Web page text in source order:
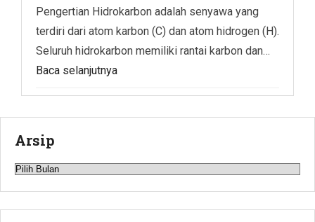
Pengertian Hidrokarbon adalah senyawa yang
terdiri dari atom karbon (C) dan atom hidrogen (H).
Seluruh hidrokarbon memiliki rantai karbon dan…
Baca selanjutnya
Arsip
Arsip